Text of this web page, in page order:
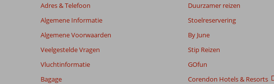
worden
niet
weergegeven
om
relevantie
Adres & Telefoon
Algemene Informatie
Algemene Voorwaarden
Veelgestelde Vragen
Vluchtinformatie
Bagage
Duurzamer reizen
Stoelreservering
By June
Stip Reizen
GOfun
Corendon Hotels & Resorts